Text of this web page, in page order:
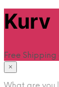
Kurv
Free
×